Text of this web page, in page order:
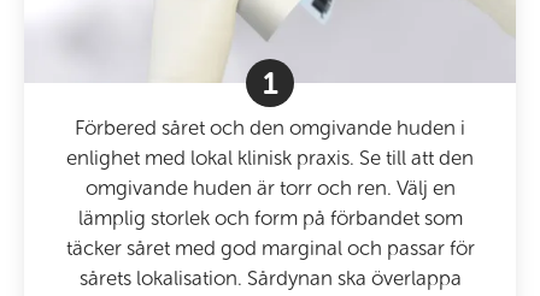
1
Förbered såret och den omgivande huden i
enlighet med lokal klinisk praxis. Se till att den
omgivande huden är torr och ren. Välj en
lämplig storlek och form på förbandet som
täcker såret med god marginal och passar för
sårets lokalisation. Sårdynan ska överlappa